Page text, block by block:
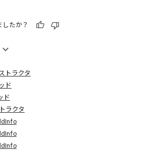
たか？
トラクタ
ド
ド
ラクタ